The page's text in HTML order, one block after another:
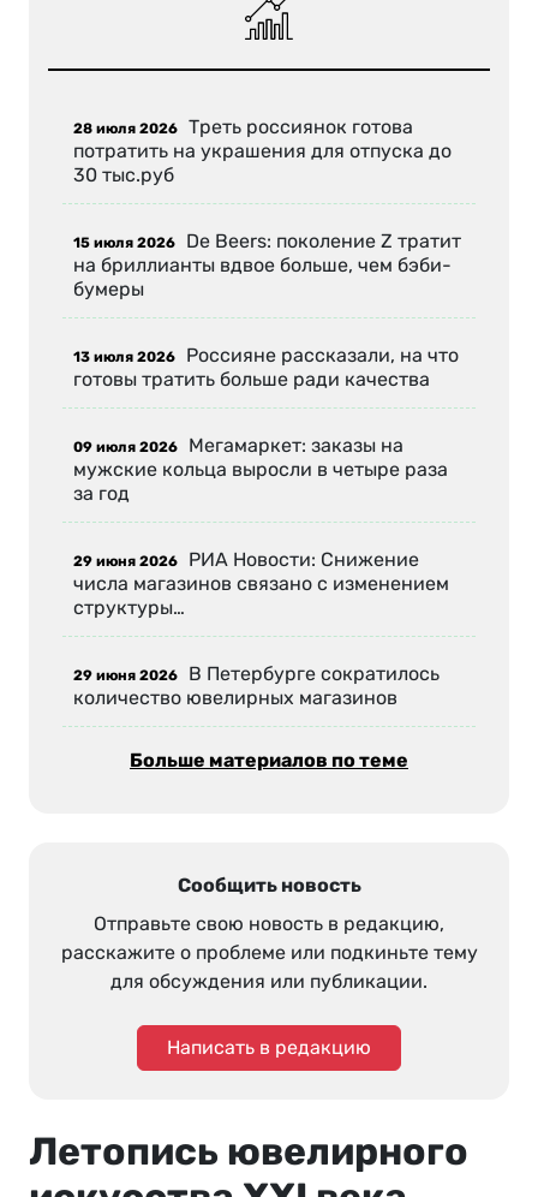
28 июля 2026 Треть россиянок готова
потратить на украшения для отпуска до
30 тыс.руб
15 июля 2026 De Beers: поколение Z тратит
на бриллианты вдвое больше, чем бэби-
бумеры
13 июля 2026 Россияне рассказали, на что
готовы тратить больше ради качества
09 июля 2026 Мегамаркет: заказы на
мужские кольца выросли в четыре раза
за год
29 июня 2026 РИА Новости: Снижение
числа магазинов связано с изменением
структуры…
29 июня 2026 В Петербурге сократилось
количество ювелирных магазинов
Больше материалов по теме
Сообщить новость
Отправьте свою новость в редакцию,
расскажите о проблеме или подкиньте тему
для обсуждения или публикации.
Написать в редакцию
Летопись ювелирного